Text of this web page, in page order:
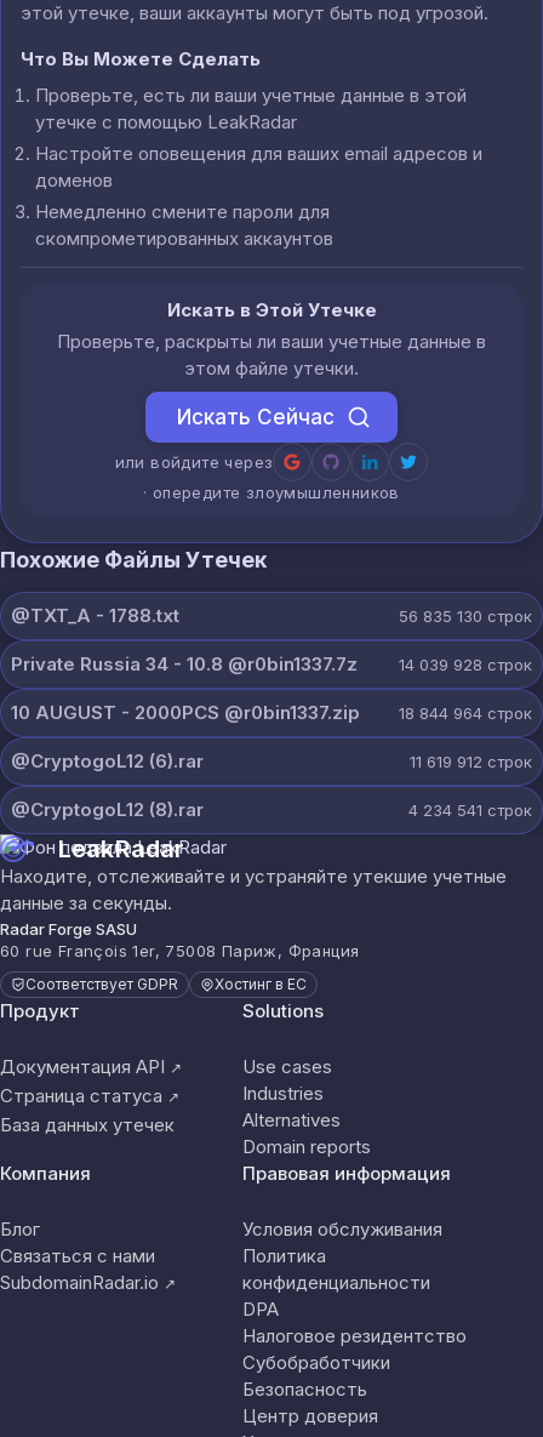
этой утечке, ваши аккаунты могут быть под угрозой.
Что Вы Можете Сделать
Проверьте, есть ли ваши учетные данные в этой
утечке с помощью LeakRadar
Настройте оповещения для ваших email адресов и
доменов
Немедленно смените пароли для
скомпрометированных аккаунтов
Искать в Этой Утечке
Проверьте, раскрыты ли ваши учетные данные в
этом файле утечки.
Искать Сейчас
или войдите через
· опередите злоумышленников
Похожие Файлы Утечек
@TXT_A - 1788.txt 56 835 130 строк
Private Russia 34 - 10.8 @r0bin1337.7z 14 039 928 строк
10 AUGUST - 2000PCS @r0bin1337.zip 18 844 964 строк
@CryptogoL12 (6).rar 11 619 912 строк
@CryptogoL12 (8).rar 4 234 541 строк
LeakRadar
Находите, отслеживайте и устраняйте утекшие учетные
данные за секунды.
Radar Forge SASU
60 rue François 1er, 75008 Париж, Франция
Соответствует GDPR Хостинг в ЕС
Продукт
Документация API ↗
Страница статуса ↗
База данных утечек
Solutions
Use cases
Industries
Alternatives
Domain reports
Компания
Блог
Связаться с нами
SubdomainRadar.io ↗
Правовая информация
Условия обслуживания
Политика
конфиденциальности
DPA
Налоговое резидентство
Субобработчики
Безопасность
Центр доверия